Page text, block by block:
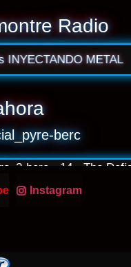
Radio
METAL
berc
berc • 14 - The
 Instagram